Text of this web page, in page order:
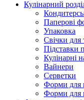
Кулінарний
Паперові
Упаковка
Свічки для
Підставки
Кулінарні
Вайнери
Серветки
Форми для
Форми для